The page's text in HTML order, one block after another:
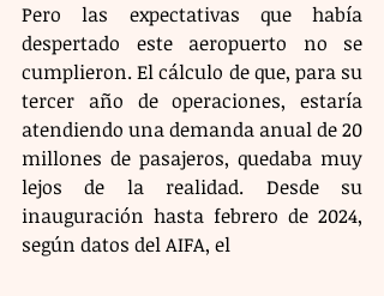
Pero las expectativas que había
despertado este aeropuerto no se
cumplieron. El cálculo de que, para su
tercer año de operaciones, estaría
atendiendo una demanda anual de 20
millones de pasajeros, quedaba muy
lejos de la realidad. Desde su
inauguración hasta febrero de 2024,
según datos del AIFA, el